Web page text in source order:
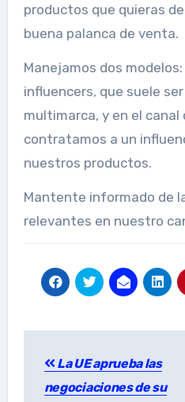
productos que quieras
buena palanca de venta.
Manejamos dos
influencers, que suele
multimarca, y en el canal
contratamos a un
nuestros productos.
Mantente informado de
relevantes en nuestro
navigation
La UE aprueba las
negociaciones de su